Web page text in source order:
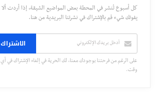
كل أسبوع تُنشر في المحطة بعض المواضيع الشيقة، إذا أردت ألا
يفوتك شيء قم بالإشتراك في نشرتنا البريدية من هنا.
الاشتراك
على الرغم من فرحتنا بوجودك معنا، لك الحرية في إلغاء الإشتراك في أي
وقت.